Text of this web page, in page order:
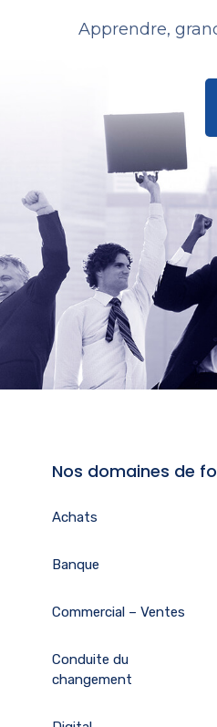
Apprendre,
Nos domaines de
Achats
Banque
Commercial – Ventes
Conduite du
changement